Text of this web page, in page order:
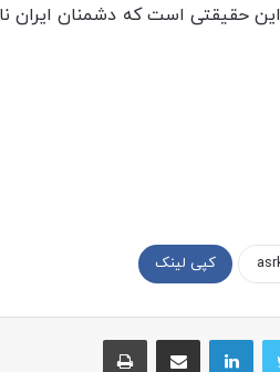
حقیقتی است که دشمنان ایران
کپی لینک
لینکداین